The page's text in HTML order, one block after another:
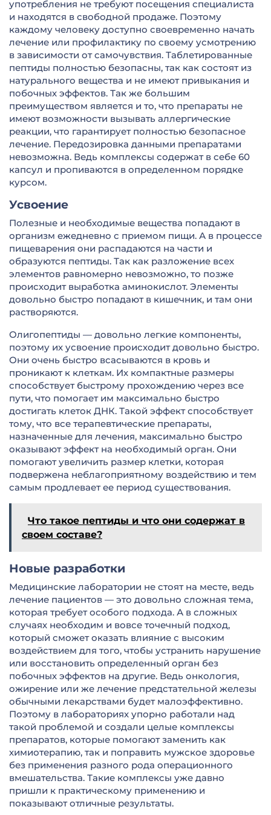
употребления не требуют посещения специалиста
и находятся в свободной продаже. Поэтому
каждому человеку доступно своевременно начать
лечение или профилактику по своему усмотрению
в зависимости от самочувствия. Таблетированные
пептиды полностью безопасны, так как состоят из
натурального вещества и не имеют привыкания и
побочных эффектов. Так же большим
преимуществом является и то, что препараты не
имеют возможности вызывать аллергические
реакции, что гарантирует полностью безопасное
лечение. Передозировка данными препаратами
невозможна. Ведь комплексы содержат в себе 60
капсул и пропиваются в определенном порядке
курсом.
Усвоение
Полезные и необходимые вещества попадают в
организм ежедневно с приемом пищи. А в процессе
пищеварения они распадаются на части и
образуются пептиды. Так как разложение всех
элементов равномерно невозможно, то позже
происходит выработка аминокислот. Элементы
довольно быстро попадают в кишечник, и там они
растворяются.
Олигопептиды — довольно легкие компоненты,
поэтому их усвоение происходит довольно быстро.
Они очень быстро всасываются в кровь и
проникают к клеткам. Их компактные размеры
способствует быстрому прохождению через все
пути, что помогает им максимально быстро
достигать клеток ДНК. Такой эффект способствует
тому, что все терапевтические препараты,
назначенные для лечения, максимально быстро
оказывают эффект на необходимый орган. Они
помогают увеличить размер клетки, которая
подвержена неблагоприятному воздействию и тем
самым продлевает ее период существования.
Что такое пептиды и что они содержат в
своем составе?
Новые разработки
Медицинские лаборатории не стоят на месте, ведь
лечение пациентов — это довольно сложная тема,
которая требует особого подхода. А в сложных
случаях необходим и вовсе точечный подход,
который сможет оказать влияние с высоким
воздействием для того, чтобы устранить нарушение
или восстановить определенный орган без
побочных эффектов на другие. Ведь онкология,
ожирение или же лечение предстательной железы
обычными лекарствами будет малоэффективно.
Поэтому в лабораториях упорно работали над
такой проблемой и создали целые комплексы
препаратов, которые помогают заменить как
химиотерапию, так и поправить мужское здоровье
без применения разного рода операционного
вмешательства. Такие комплексы уже давно
пришли к практическому применению и
показывают отличные результаты.